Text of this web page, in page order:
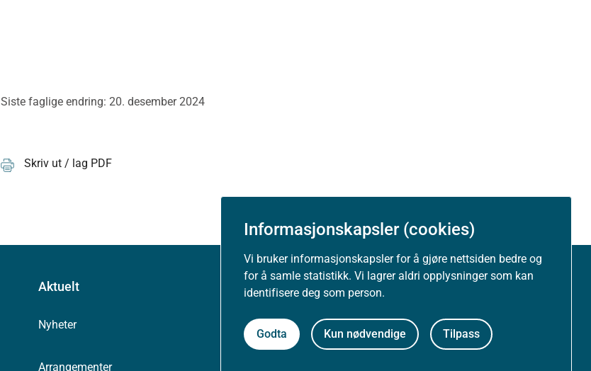
Informasjonskapsler (cookies)
Vi bruker informasjonskapsler for å gjøre nettsiden bedre og
for å samle statistikk. Vi lagrer aldri opplysninger som kan
identifisere deg som person.
Godta Kun nødvendige Tilpass
Siste faglige endring: 20. desember 2024
Skriv ut / lag PDF
Aktuelt
Nyheter
Arrangementer
Om nettstedet
Personvernerklæring